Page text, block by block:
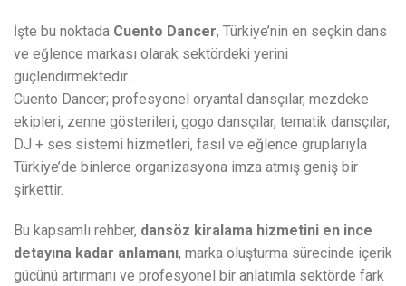
İşte bu noktada Cuento Dancer, Türkiye’nin en seçkin dans
ve eğlence markası olarak sektördeki yerini
güçlendirmektedir.
Cuento Dancer; profesyonel oryantal dansçılar, mezdeke
ekipleri, zenne gösterileri, gogo dansçılar, tematik dansçılar,
DJ + ses sistemi hizmetleri, fasıl ve eğlence gruplarıyla
Türkiye’de binlerce organizasyona imza atmış geniş bir
şirkettir.
Bu kapsamlı rehber, dansöz kiralama hizmetini en ince
detayına kadar anlamanı, marka oluşturma sürecinde içerik
gücünü artırmanı ve profesyonel bir anlatımla sektörde fark